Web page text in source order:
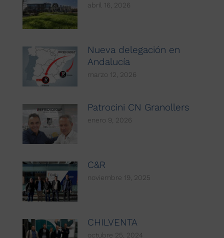
abril 16, 2026
Nueva delegación en
Andalucía
marzo 12, 2026
Patrocini CN Granollers
enero 9, 2026
C&R
noviembre 19, 2025
CHILVENTA
octubre 25, 2024